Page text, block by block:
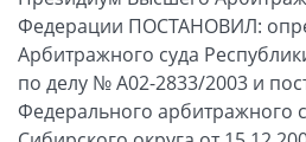
Федерации ПОСТАНОВИЛ:
Арбитражного суда
по делу № А02-2833/2003 и
Федерального арбитражного